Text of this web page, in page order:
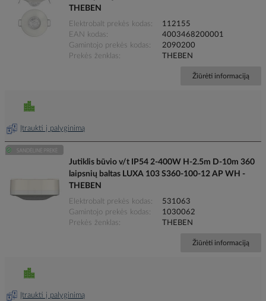
THEBEN
Elektrobalt prekės kodas
112155
EAN kodas
4003468200001
Gamintojo prekės kodas
2090200
Prekės ženklas
THEBEN
Žiūrėti informaciją
Įtraukti į palyginimą
Jutiklis būvio v/t IP54 2-400W H-2.5m D-10m 360
laipsnių baltas LUXA 103 S360-100-12 AP WH -
THEBEN
Elektrobalt prekės kodas
531063
Gamintojo prekės kodas
1030062
Prekės ženklas
THEBEN
Žiūrėti informaciją
Įtraukti į palyginimą